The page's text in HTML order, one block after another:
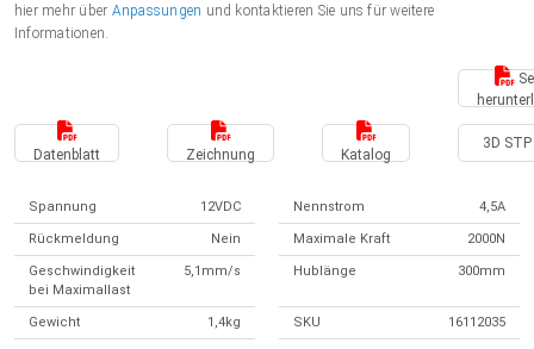
Suomi (EUR)
hier mehr über Anpassungen und kontaktieren Sie uns für weitere
Informationen.
Datenblatt Zeichnung Katalog
3D STP
Spannung 12VDC Nennstrom 4,5A
Rückmeldung Nein Maximale Kraft 2000N
Geschwindigkeit
bei Maximallast
5,1mm/s Hublänge 300mm
Gewicht 1,4kg SKU 16112035